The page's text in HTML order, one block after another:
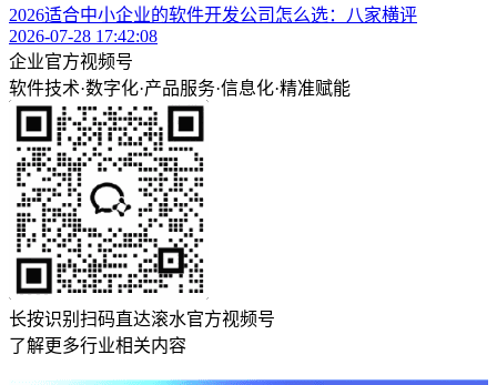
2026适合中小企业的软件开发公司怎么选：八家横评
2026-07-28 17:42:08
企业官方视频号
软件技术·数字化·产品服务·信息化·精准赋能
长按识别扫码直达滚水官方视频号
了解更多行业相关内容